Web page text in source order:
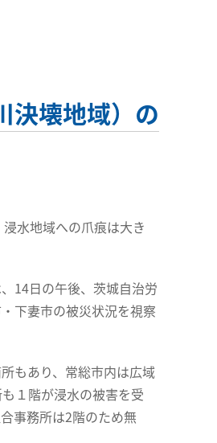
決壊地域）の
水地域への爪痕は大き
14日の午後、茨城自治労
下妻市の被災状況を視察
もあり、常総市内は広域
１階が浸水の被害を受
事務所は2階のため無